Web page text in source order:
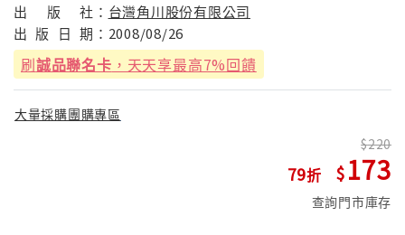
出
版 社： 台灣角川股份有限公司
出 版 日 期： 2008/08/26
刷誠品聯名卡 ，天天享最高7%回饋
大量採購團購專區
79
220
173
查詢門市庫存